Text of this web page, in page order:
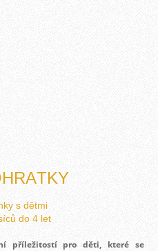
s dětmi
do 4 let
příležitostí pro děti, které se